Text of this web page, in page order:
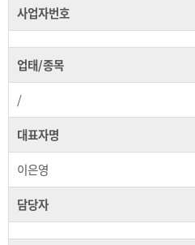
사업자번호
업태/종목
/
대표자명
이은영
담당자